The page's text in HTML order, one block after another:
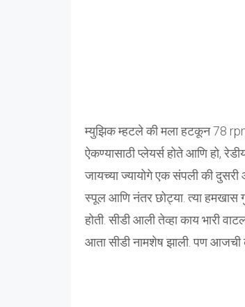
म्युझिक म्हटले की मला हटकून 78
ऐकण्यासाठी प्लेयर्स होते आणि हो,
जायच्या ज्यायोगे एक संपली की
स्पूल आणि नंतर छोट्या. त्या हमखास
होती. सीडी आली तेव्हा काय भारी
आता सीडी नामशेष झाली. पण आजची